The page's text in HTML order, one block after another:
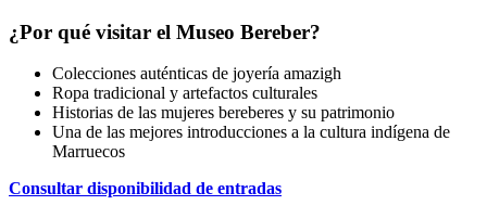
¿Por qué visitar el Museo Bereber?
Colecciones auténticas de joyería amazigh
Ropa tradicional y artefactos culturales
Historias de las mujeres bereberes y su patrimonio
Una de las mejores introducciones a la cultura indígena de
Marruecos
Consultar disponibilidad de entradas